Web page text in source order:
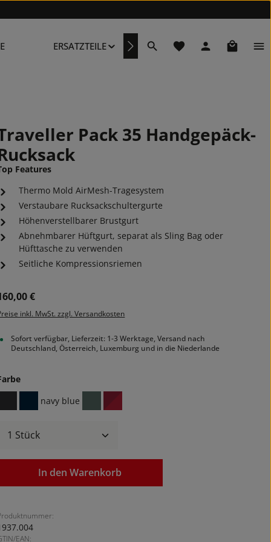
ERSATZTEILE REPARATURSERVICE
Du hast 0 Produkte
Pack 35 Handgepäck-
Features
Thermo Mold AirMesh-Tragesystem
Verstaubare Rucksackschultergurte
Höhenverstellbarer Brustgurt
Abnehmbarer Hüftgurt, separat als Sling Bag oder
Hüfttasche zu verwenden
Seitliche Kompressionsriemen
Preis:
€
inkl. MwSt. zzgl. Versandkosten
Sofort verfügbar, Lieferzeit: 1-3 Werktage, Versand nach
Deutschland, Österreich, Luxemburg und in die Niederlande
auswählen
blacknavy
navy blue
sage greentango red
Produkt Anzahl: Gib den gewünschten
In den Warenkorb
EAN: